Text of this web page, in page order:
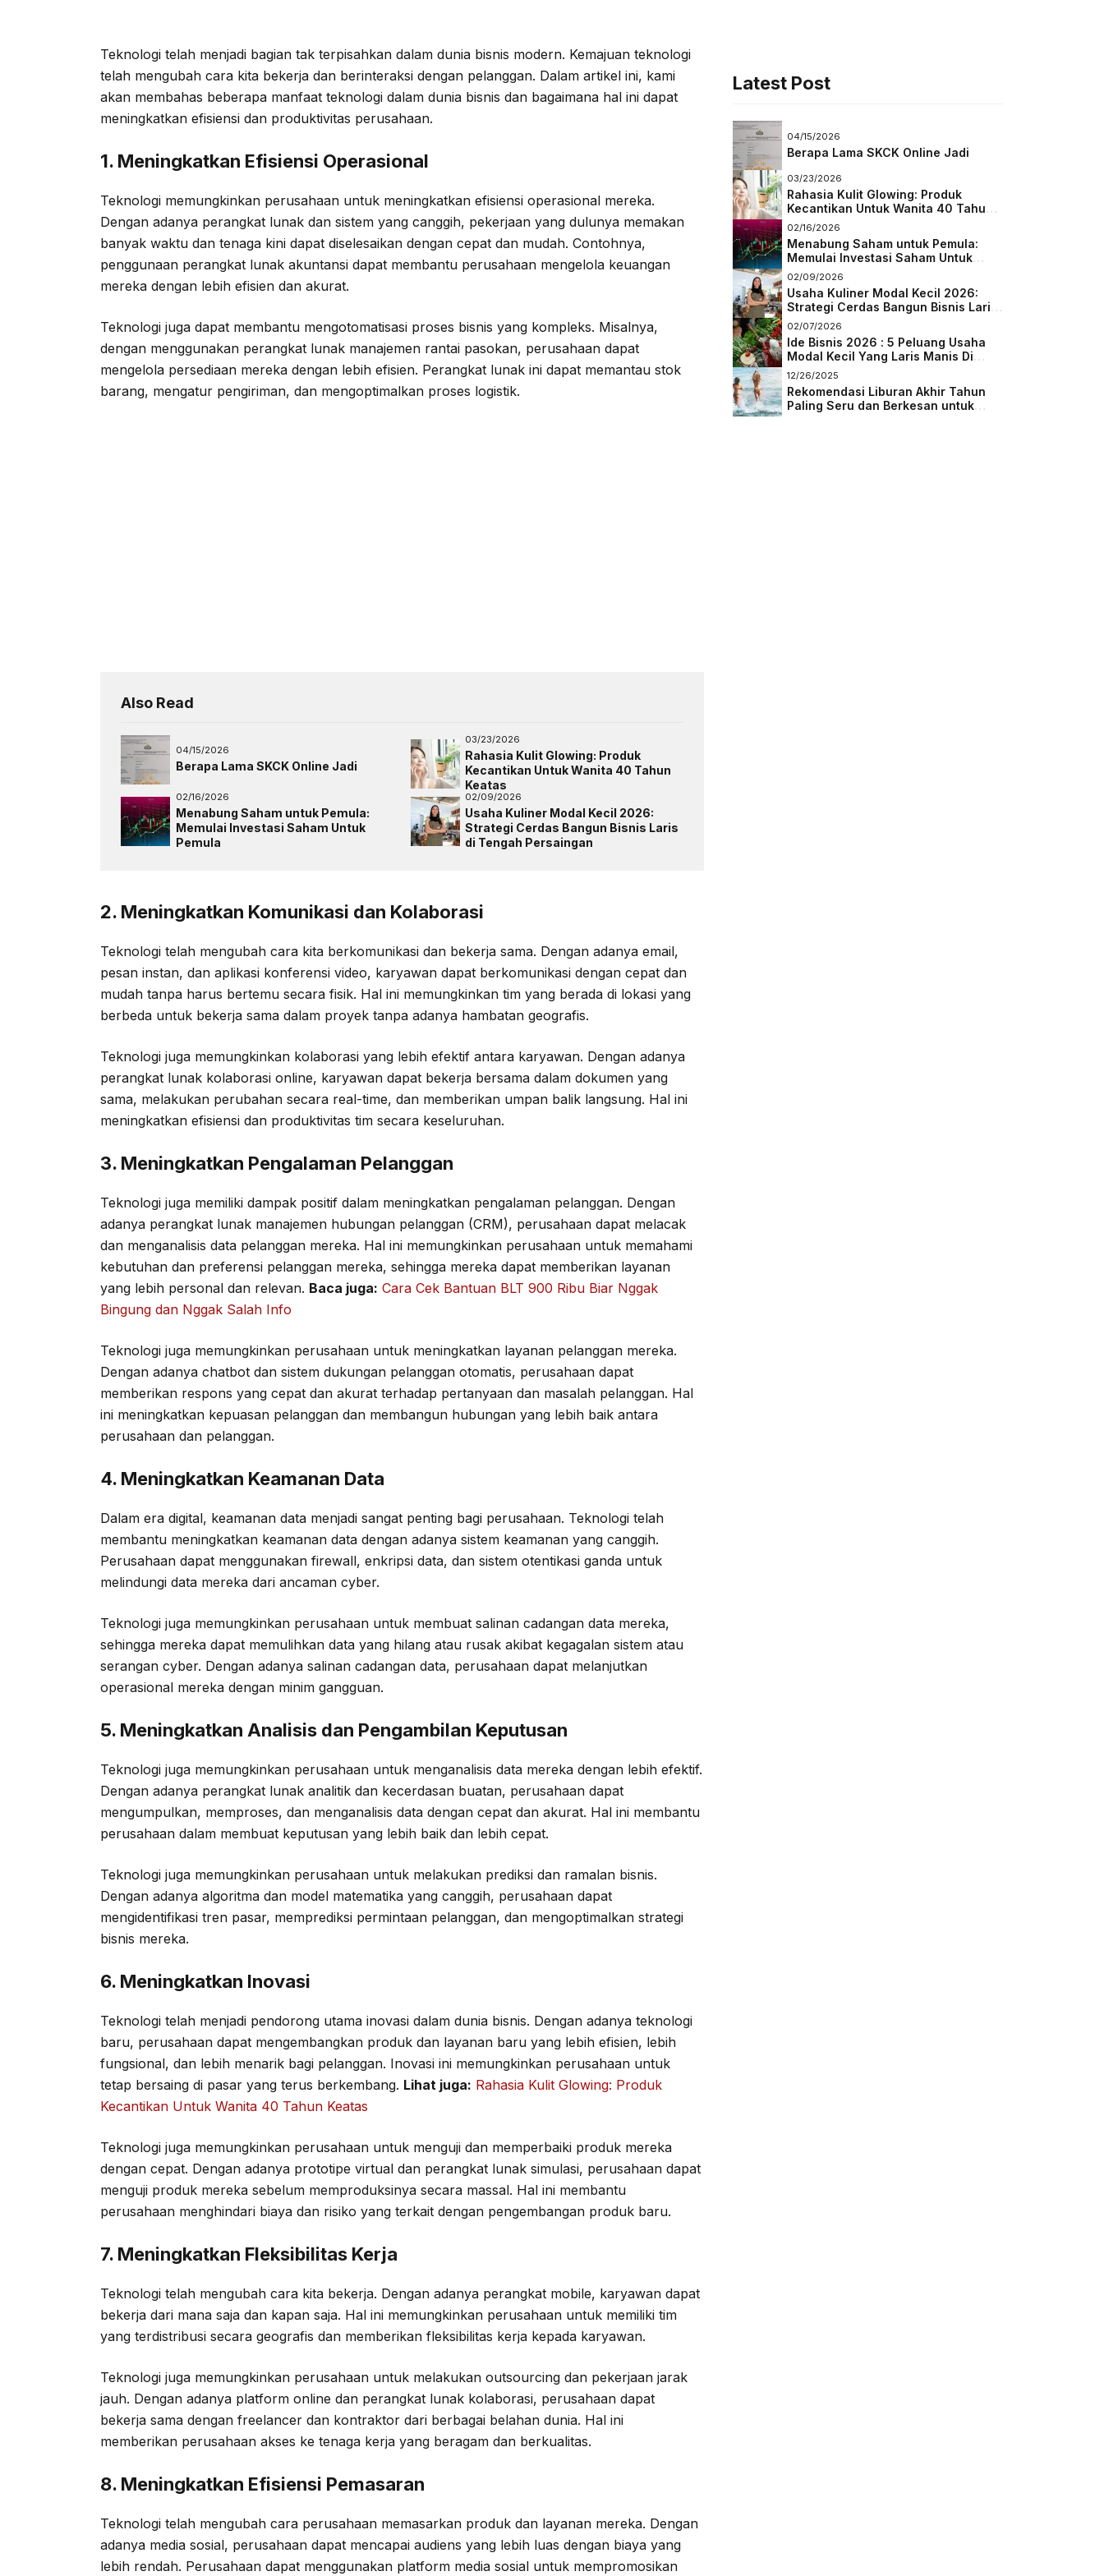
b
o
o
t
e
r
g
r
a
s
Teknologi telah menjadi bagian tak terpisahkan dalam dunia bisnis modern. Kemajuan teknologi
telah mengubah cara kita bekerja dan berinteraksi dengan pelanggan. Dalam artikel ini, kami
akan membahas beberapa manfaat teknologi dalam dunia bisnis dan bagaimana hal ini dapat
meningkatkan efisiensi dan produktivitas perusahaan.
1. Meningkatkan Efisiensi Operasional
Teknologi memungkinkan perusahaan untuk meningkatkan efisiensi operasional mereka.
Dengan adanya perangkat lunak dan sistem yang canggih, pekerjaan yang dulunya memakan
banyak waktu dan tenaga kini dapat diselesaikan dengan cepat dan mudah. Contohnya,
penggunaan perangkat lunak akuntansi dapat membantu perusahaan mengelola keuangan
mereka dengan lebih efisien dan akurat.
Teknologi juga dapat membantu mengotomatisasi proses bisnis yang kompleks. Misalnya,
dengan menggunakan perangkat lunak manajemen rantai pasokan, perusahaan dapat
mengelola persediaan mereka dengan lebih efisien. Perangkat lunak ini dapat memantau stok
barang, mengatur pengiriman, dan mengoptimalkan proses logistik.
Also Read
04/15/2026
Berapa Lama SKCK Online Jadi
03/23/2026
Rahasia Kulit Glowing: Produk
Kecantikan Untuk Wanita 40 Tahun
Keatas
02/16/2026
Menabung Saham untuk Pemula:
Memulai Investasi Saham Untuk
Pemula
02/09/2026
Usaha Kuliner Modal Kecil 2026:
Strategi Cerdas Bangun Bisnis Laris
di Tengah Persaingan
2. Meningkatkan Komunikasi dan Kolaborasi
Teknologi telah mengubah cara kita berkomunikasi dan bekerja sama. Dengan adanya email,
pesan instan, dan aplikasi konferensi video, karyawan dapat berkomunikasi dengan cepat dan
mudah tanpa harus bertemu secara fisik. Hal ini memungkinkan tim yang berada di lokasi yang
berbeda untuk bekerja sama dalam proyek tanpa adanya hambatan geografis.
Teknologi juga memungkinkan kolaborasi yang lebih efektif antara karyawan. Dengan adanya
perangkat lunak kolaborasi online, karyawan dapat bekerja bersama dalam dokumen yang
sama, melakukan perubahan secara real-time, dan memberikan umpan balik langsung. Hal ini
meningkatkan efisiensi dan produktivitas tim secara keseluruhan.
3. Meningkatkan Pengalaman Pelanggan
Teknologi juga memiliki dampak positif dalam meningkatkan pengalaman pelanggan. Dengan
adanya perangkat lunak manajemen hubungan pelanggan (CRM), perusahaan dapat melacak
dan menganalisis data pelanggan mereka. Hal ini memungkinkan perusahaan untuk memahami
kebutuhan dan preferensi pelanggan mereka, sehingga mereka dapat memberikan layanan
yang lebih personal dan relevan. Baca juga: Cara Cek Bantuan BLT 900 Ribu Biar Nggak
Bingung dan Nggak Salah Info
Teknologi juga memungkinkan perusahaan untuk meningkatkan layanan pelanggan mereka.
Dengan adanya chatbot dan sistem dukungan pelanggan otomatis, perusahaan dapat
memberikan respons yang cepat dan akurat terhadap pertanyaan dan masalah pelanggan. Hal
ini meningkatkan kepuasan pelanggan dan membangun hubungan yang lebih baik antara
perusahaan dan pelanggan.
4. Meningkatkan Keamanan Data
Dalam era digital, keamanan data menjadi sangat penting bagi perusahaan. Teknologi telah
membantu meningkatkan keamanan data dengan adanya sistem keamanan yang canggih.
Perusahaan dapat menggunakan firewall, enkripsi data, dan sistem otentikasi ganda untuk
melindungi data mereka dari ancaman cyber.
Teknologi juga memungkinkan perusahaan untuk membuat salinan cadangan data mereka,
sehingga mereka dapat memulihkan data yang hilang atau rusak akibat kegagalan sistem atau
serangan cyber. Dengan adanya salinan cadangan data, perusahaan dapat melanjutkan
operasional mereka dengan minim gangguan.
5. Meningkatkan Analisis dan Pengambilan Keputusan
Teknologi juga memungkinkan perusahaan untuk menganalisis data mereka dengan lebih efektif.
Dengan adanya perangkat lunak analitik dan kecerdasan buatan, perusahaan dapat
mengumpulkan, memproses, dan menganalisis data dengan cepat dan akurat. Hal ini membantu
perusahaan dalam membuat keputusan yang lebih baik dan lebih cepat.
Teknologi juga memungkinkan perusahaan untuk melakukan prediksi dan ramalan bisnis.
Dengan adanya algoritma dan model matematika yang canggih, perusahaan dapat
mengidentifikasi tren pasar, memprediksi permintaan pelanggan, dan mengoptimalkan strategi
bisnis mereka.
6. Meningkatkan Inovasi
Teknologi telah menjadi pendorong utama inovasi dalam dunia bisnis. Dengan adanya teknologi
baru, perusahaan dapat mengembangkan produk dan layanan baru yang lebih efisien, lebih
fungsional, dan lebih menarik bagi pelanggan. Inovasi ini memungkinkan perusahaan untuk
tetap bersaing di pasar yang terus berkembang. Lihat juga: Rahasia Kulit Glowing: Produk
Kecantikan Untuk Wanita 40 Tahun Keatas
Teknologi juga memungkinkan perusahaan untuk menguji dan memperbaiki produk mereka
dengan cepat. Dengan adanya prototipe virtual dan perangkat lunak simulasi, perusahaan dapat
menguji produk mereka sebelum memproduksinya secara massal. Hal ini membantu
perusahaan menghindari biaya dan risiko yang terkait dengan pengembangan produk baru.
7. Meningkatkan Fleksibilitas Kerja
Teknologi telah mengubah cara kita bekerja. Dengan adanya perangkat mobile, karyawan dapat
bekerja dari mana saja dan kapan saja. Hal ini memungkinkan perusahaan untuk memiliki tim
yang terdistribusi secara geografis dan memberikan fleksibilitas kerja kepada karyawan.
Teknologi juga memungkinkan perusahaan untuk melakukan outsourcing dan pekerjaan jarak
jauh. Dengan adanya platform online dan perangkat lunak kolaborasi, perusahaan dapat
bekerja sama dengan freelancer dan kontraktor dari berbagai belahan dunia. Hal ini
memberikan perusahaan akses ke tenaga kerja yang beragam dan berkualitas.
8. Meningkatkan Efisiensi Pemasaran
Teknologi telah mengubah cara perusahaan memasarkan produk dan layanan mereka. Dengan
adanya media sosial, perusahaan dapat mencapai audiens yang lebih luas dengan biaya yang
lebih rendah. Perusahaan dapat menggunakan platform media sosial untuk mempromosikan
Latest Post
04/15/2026
Berapa Lama SKCK Online Jadi
03/23/2026
Rahasia Kulit Glowing: Produk
Kecantikan Untuk Wanita 40 Tahun
Keatas
02/16/2026
Menabung Saham untuk Pemula:
Memulai Investasi Saham Untuk
Pemula
02/09/2026
Usaha Kuliner Modal Kecil 2026:
Strategi Cerdas Bangun Bisnis Laris
di Tengah Persaingan
02/07/2026
Ide Bisnis 2026 : 5 Peluang Usaha
Modal Kecil Yang Laris Manis Di
Masa Depan
12/26/2025
Rekomendasi Liburan Akhir Tahun
Paling Seru dan Berkesan untuk